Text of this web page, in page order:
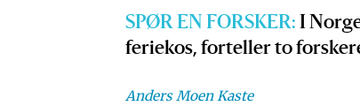
SPØR EN FORSKER: I
feriekos, forteller to
Anders Moen Kaste